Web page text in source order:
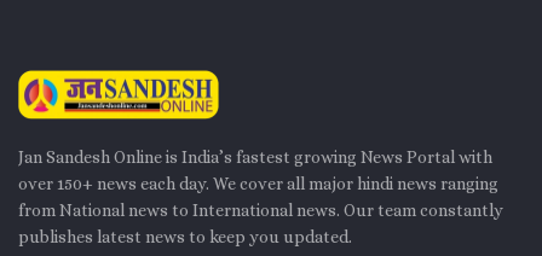
Jan Sandesh Online is India’s fastest growing News Portal with
over 150+ news each day. We cover all major hindi news ranging
from National news to International news. Our team constantly
publishes latest news to keep you updated.